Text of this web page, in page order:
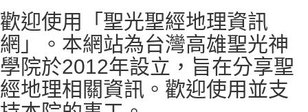
歡迎使用「聖光聖經地理資訊
網」。本網站為台灣高雄聖光神
學院於2012年設立，旨在分享聖
經地理相關資訊。歡迎使用並支